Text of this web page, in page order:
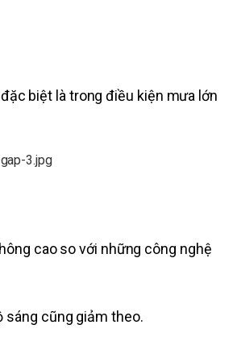
biệt là trong điều kiện mưa lớn
cao so với những công nghệ
sáng cũng giảm theo.